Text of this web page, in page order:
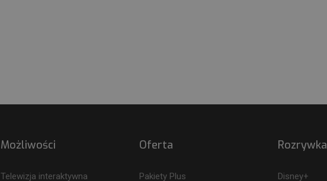
Możliwości
Telewizja interaktywna
Oferta
Pakiety Plus
Rozrywka
Disney+